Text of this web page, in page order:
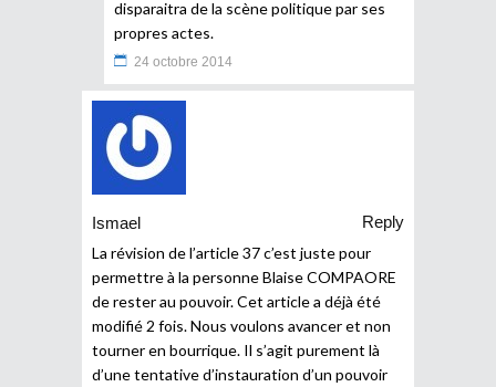
disparaitra de la scène politique par ses
propres actes.
24 octobre 2014
Ismael
Reply
La révision de l’article 37 c’est juste pour
permettre à la personne Blaise COMPAORE
de rester au pouvoir. Cet article a déjà été
modifié 2 fois. Nous voulons avancer et non
tourner en bourrique. Il s’agit purement là
d’une tentative d’instauration d’un pouvoir